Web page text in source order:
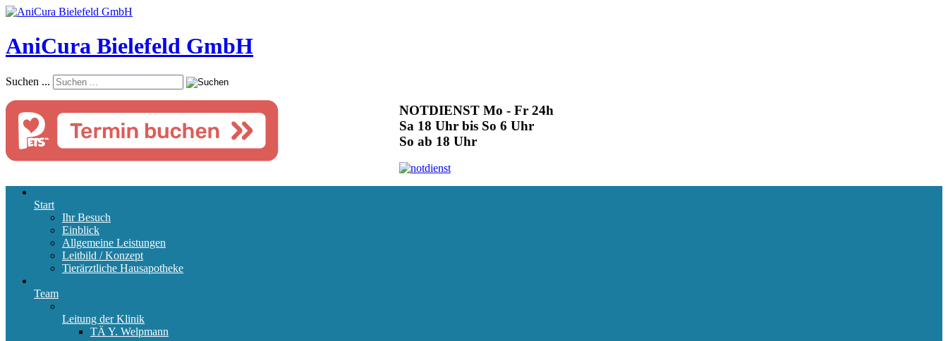
AniCura Bielefeld GmbH
Suchen ...
NOTDIENST Mo - Fr 24h
Sa 18 Uhr bis So 6 Uhr
So ab 18 Uhr
Start
Ihr Besuch
Einblick
Allgemeine Leistungen
Leitbild / Konzept
Tierärztliche Hausapotheke
Team
Leitung der Klinik
TÄ Y. Welpmann